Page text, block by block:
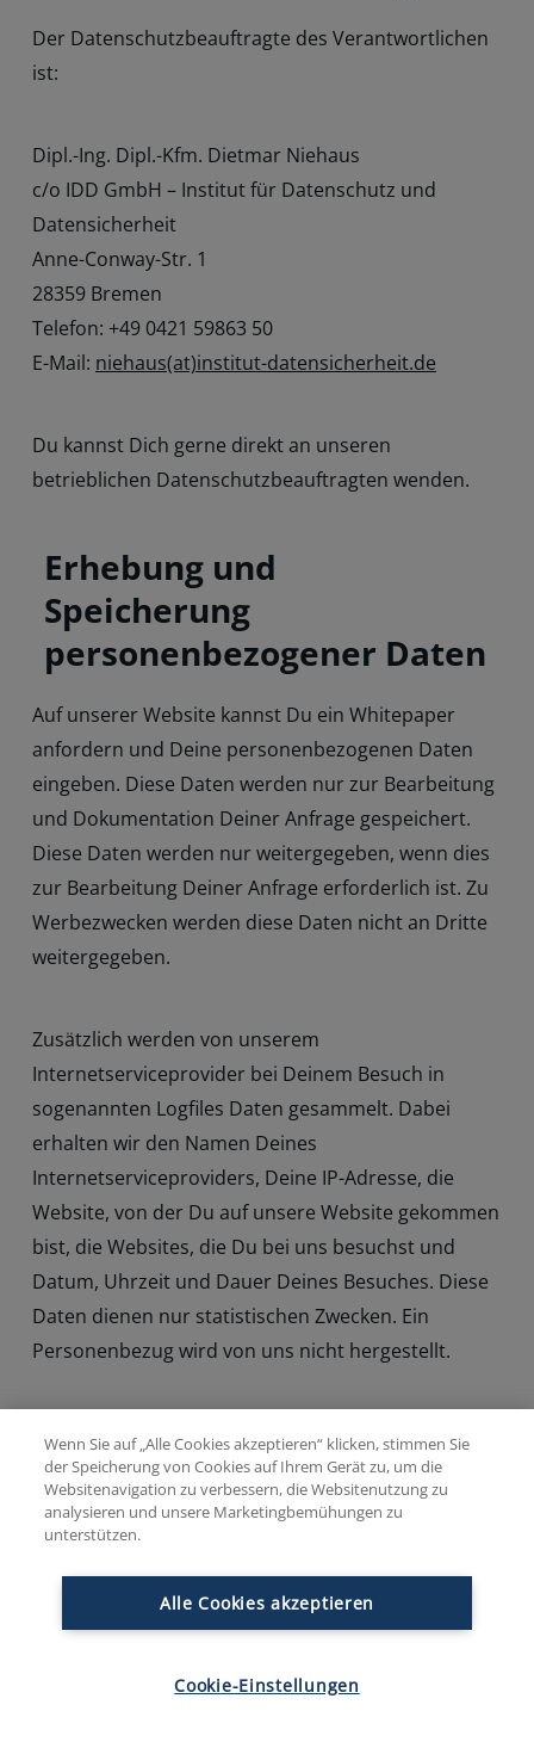
Der Datenschutzbeauftragte des Verantwortlichen
ist:
Dipl.-Ing. Dipl.-Kfm. Dietmar Niehaus
c/o IDD GmbH – Institut für Datenschutz und
Datensicherheit
Anne-Conway-Str. 1
28359 Bremen
Telefon: +49 0421 59863 50
E-Mail: niehaus(at)institut-datensicherheit.de
Du kannst Dich gerne direkt an unseren
betrieblichen Datenschutzbeauftragten wenden.
Erhebung und
Speicherung
personenbezogener Daten
Auf unserer Website kannst Du ein Whitepaper
anfordern und Deine personenbezogenen Daten
eingeben. Diese Daten werden nur zur Bearbeitung
und Dokumentation Deiner Anfrage gespeichert.
Diese Daten werden nur weitergegeben, wenn dies
zur Bearbeitung Deiner Anfrage erforderlich ist. Zu
Werbezwecken werden diese Daten nicht an Dritte
weitergegeben.
Zusätzlich werden von unserem
Internetserviceprovider bei Deinem Besuch in
sogenannten Logfiles Daten gesammelt. Dabei
erhalten wir den Namen Deines
Internetserviceproviders, Deine IP-Adresse, die
Website, von der Du auf unsere Website gekommen
bist, die Websites, die Du bei uns besuchst und
Datum, Uhrzeit und Dauer Deines Besuches. Diese
Daten dienen nur statistischen Zwecken. Ein
Personenbezug wird von uns nicht hergestellt.
Darüber hinaus setzen wir beim Besuch unserer
Website Cookies sowie Analysedienste ein. Nähere
Erläuterungen dazu erhälst Du unter den folgenden
Punkten.
Anmeldung für unseren
Newsletter
Wenn Sie auf „Alle Cookies akzeptieren“ klicken, stimmen Sie
der Speicherung von Cookies auf Ihrem Gerät zu, um die
Websitenavigation zu verbessern, die Websitenutzung zu
analysieren und unsere Marketingbemühungen zu
unterstützen.
Alle Cookies akzeptieren
Cookie-Einstellungen